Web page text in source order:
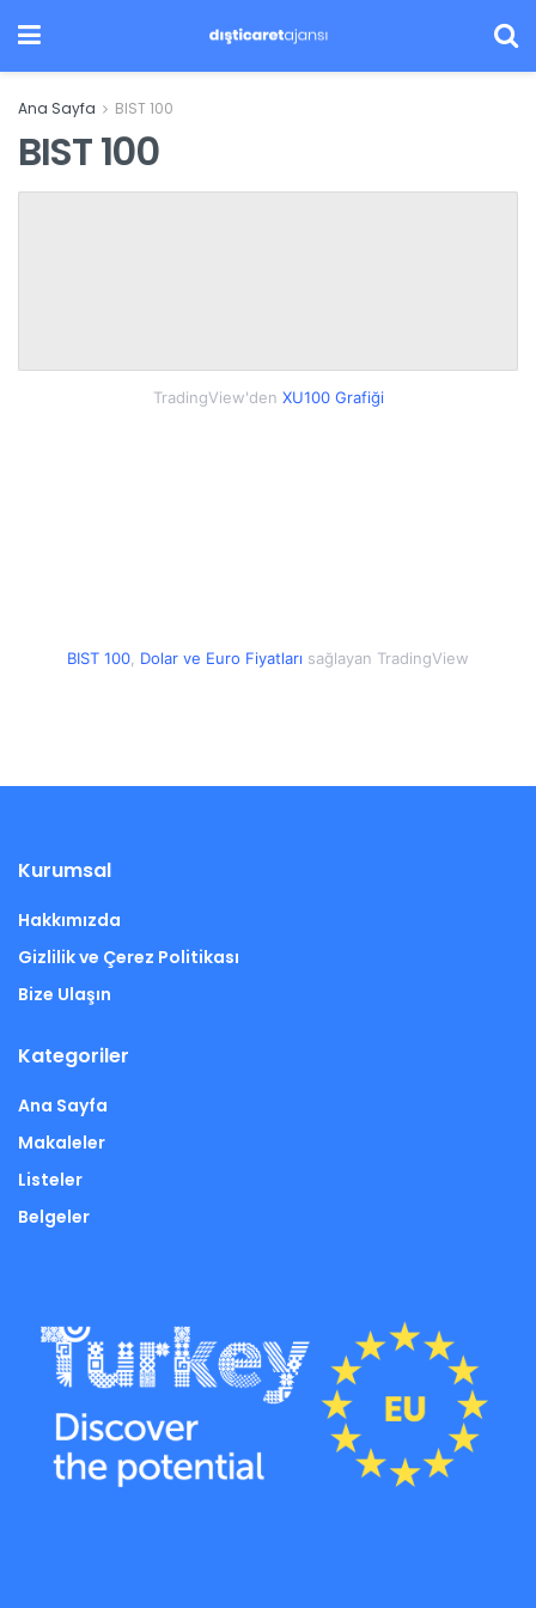
Ana Sayfa BIST 100
BIST 100
TradingView'den XU100 Grafiği
BIST 100 Dolar ve Euro Fiyatları sağlayan TradingView
Kurumsal
Hakkımızda
Gizlilik ve Çerez Politikası
Bize Ulaşın
Kategoriler
Ana Sayfa
Makaleler
Listeler
Belgeler